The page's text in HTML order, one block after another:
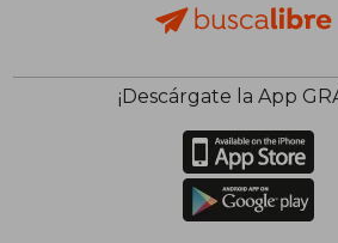
¡Descárgate la App